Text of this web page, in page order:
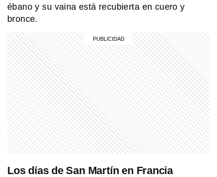
ébano y su vaina está recubierta en cuero y
bronce.
Los días de San Martín en Francia
familia? Esta es su historia
MI PAIS
El edificio La Prensa: el rascacielos
que marcó una época en Buenos
Aires
MI PAIS
Puerto de Rosario: el ícono argentino
que marcó la historia del país